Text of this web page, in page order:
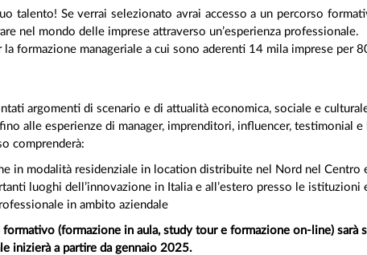
talento! Se verrai selezionato avrai accesso a un percorso
nel mondo delle imprese attraverso un’esperienza professionale.
formazione manageriale a cui sono aderenti 14 mila imprese per
argomenti di scenario e di attualità economica, sociale e
alle esperienze di manager, imprenditori, influencer, testimonial e
comprenderà:
in modalità residenziale in location distribuite nel Nord nel Centro
luoghi dell’innovazione in Italia e all’estero presso le istituzioni
in ambito aziendale
formativo (formazione in aula, study tour e formazione on-line)
inizierà a partire da gennaio 2025.